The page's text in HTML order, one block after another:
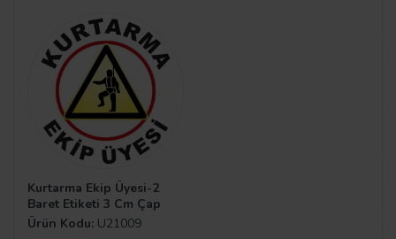
Kurtarma Ekip Üyesi-2
Baret Etiketi 3 Cm Çap
Ürün Kodu: U21009